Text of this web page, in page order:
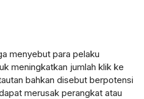
menyebut para pelaku
meningkatkan jumlah klik ke
bahkan disebut berpotensi
merusak perangkat atau